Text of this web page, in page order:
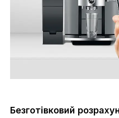
Безготівковий